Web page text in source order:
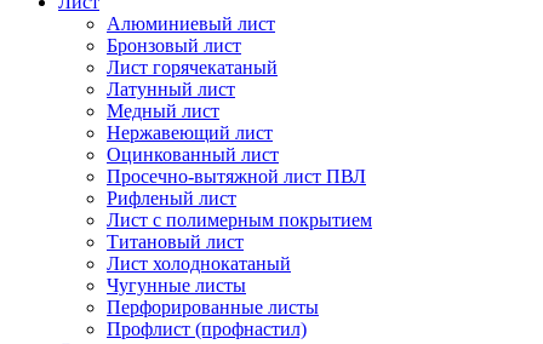
Алюминиевый лист
Бронзовый лист
Лист горячекатаный
Латунный лист
Медный лист
Нержавеющий лист
Оцинкованный лист
Просечно-вытяжной лист ПВЛ
Рифленый лист
Лист с полимерным покрытием
Титановый лист
Лист холоднокатаный
Чугунные листы
Перфорированные листы
Профлист (профнастил)